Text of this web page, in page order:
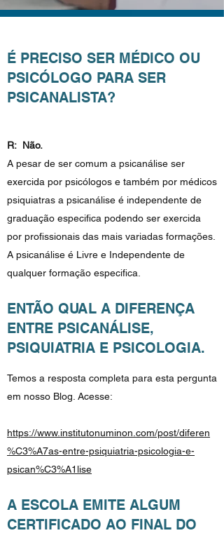
É PRECISO SER MÉDICO OU
PSICÓLOGO PARA SER
PSICANALISTA?
R: Não.
A pesar de ser comum a psicanálise ser
exercida por psicólogos e também por médicos
psiquiatras a psicanálise é independente de
graduação especifica podendo ser exercida
por profissionais das mais variadas formações.
A psicanálise é Livre e Independente de
qualquer formação especifica.
ENTÃO QUAL A DIFERENÇA
ENTRE PSICANÁLISE,
PSIQUIATRIA E PSICOLOGIA.
Temos a resposta completa para esta pergunta
em nosso Blog. Acesse:
https://www.institutonuminon.com/post/diferen
%C3%A7as-entre-psiquiatria-psicologia-e-
psican%C3%A1lise
A ESCOLA EMITE ALGUM
CERTIFICADO AO FINAL DO